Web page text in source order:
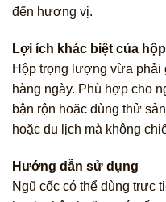
đến hương vị.
Lợi ích khác biệt của
Hộp trọng lượng vừa phải
hàng ngày. Phù hợp cho
bận rộn hoặc dùng thử
hoặc du lịch mà không
Hướng dẫn sử dụng
Ngũ cốc có thể dùng trực